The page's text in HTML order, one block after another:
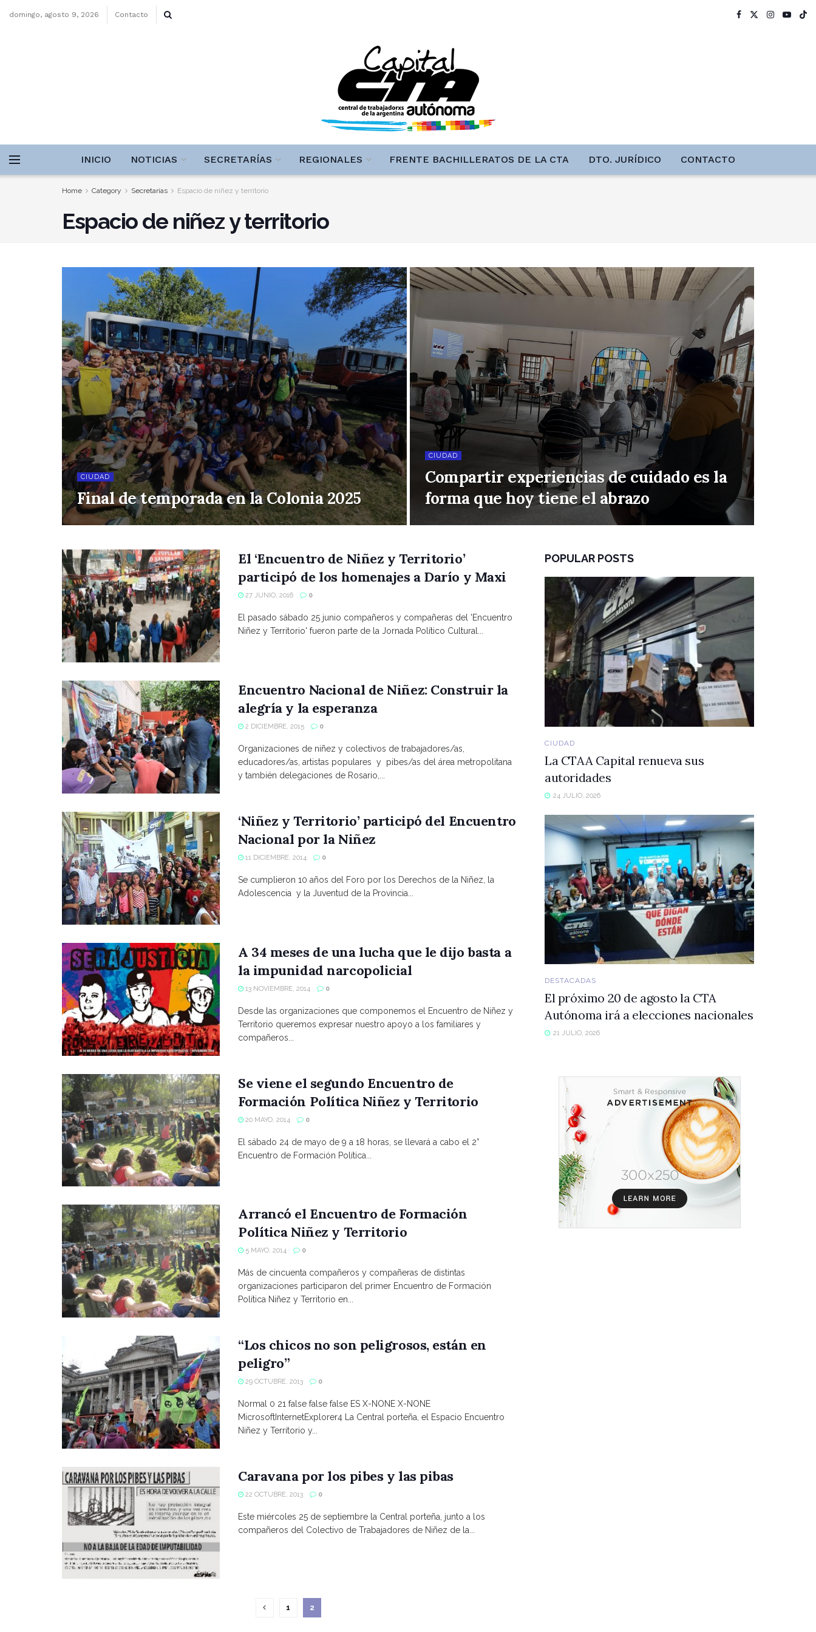
domingo, agosto 9, 2026 Contacto
INICIO NOTICIAS SECRETARÍAS REGIONALES FRENTE BACHILLERATOS DE LA CTA DTO. JURÍDICO CONTACTO
Home Category Secretarías Espacio de niñez y territorio
Espacio de niñez y territorio
CIUDAD
Final de temporada en la Colonia 2025
CIUDAD
Compartir experiencias de cuidado es la
forma que hoy tiene el abrazo
El ‘Encuentro de Niñez y Territorio’
participó de los homenajes a Darío y Maxi
27 JUNIO, 2016 0
El pasado sábado 25 junio compañeros y compañeras del 'Encuentro
Niñez y Territorio' fueron parte de la Jornada Político Cultural...
Encuentro Nacional de Niñez: Construir la
alegría y la esperanza
2 DICIEMBRE, 2015 0
Organizaciones de niñez y colectivos de trabajadores/as,
educadores/as, artistas populares y pibes/as del área metropolitana
y también delegaciones de Rosario,...
‘Niñez y Territorio’ participó del Encuentro
Nacional por la Niñez
11 DICIEMBRE, 2014 0
Se cumplieron 10 años del Foro por los Derechos de la Niñez, la
Adolescencia y la Juventud de la Provincia...
A 34 meses de una lucha que le dijo basta a
la impunidad narcopolicial
13 NOVIEMBRE, 2014 0
Desde las organizaciones que componemos el Encuentro de Niñez y
Territorio queremos expresar nuestro apoyo a los familiares y
compañeros...
Se viene el segundo Encuentro de
Formación Política Niñez y Territorio
20 MAYO, 2014 0
El sábado 24 de mayo de 9 a 18 horas, se llevará a cabo el 2°
Encuentro de Formación Política...
Arrancó el Encuentro de Formación
Política Niñez y Territorio
5 MAYO, 2014 0
Más de cincuenta compañeros y compañeras de distintas
organizaciones participaron del primer Encuentro de Formación
Política Niñez y Territorio en...
“Los chicos no son peligrosos, están en
peligro”
29 OCTUBRE, 2013 0
Normal 0 21 false false false ES X-NONE X-NONE
MicrosoftInternetExplorer4 La Central porteña, el Espacio Encuentro
Niñez y Territorio y...
Caravana por los pibes y las pibas
22 OCTUBRE, 2013 0
Este miércoles 25 de septiembre la Central porteña, junto a los
compañeros del Colectivo de Trabajadores de Niñez de la...
1 2
POPULAR POSTS
CIUDAD
La CTAA Capital renueva sus
autoridades
24 JULIO, 2026
DESTACADAS
El próximo 20 de agosto la CTA
Autónoma irá a elecciones nacionales
21 JULIO, 2026